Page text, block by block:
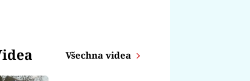
Všechna videa